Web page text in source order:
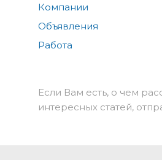
Компании
Объявления
Работа
Если Вам есть, о чем
интересных статей,